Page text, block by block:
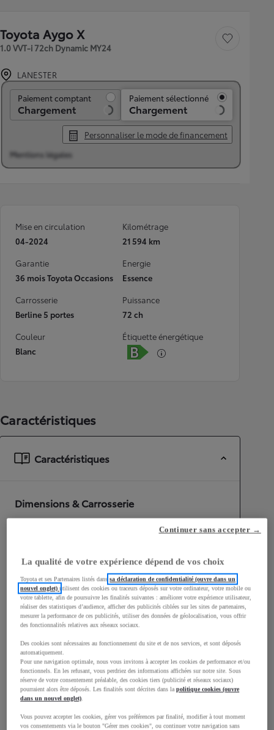
Toyota Aygo X
1.0 VVT-i 72ch Dynamic MY24
Sauvegarder le
LANESTER
Paiement comptant
Chargement
Paiement sélectionné
Chargement
Personnaliser le mode de financement
Mentions légales
Mise en circulation
04-2024
Kilométrage
21 594 km
Garantie
36 mois Toyota Occasions
Energie
Essence
Carrosserie
Berline 5 portes
Puissance
72 ch
Couleur
Blanc
Étiquette énergétique
Caractéristiques
Caractéristiques
Dimensions & Carrosserie
4
Longueur
3 700mm
Hauteur
1 510
mm
La qualité de votre expérience dépend de vos choix
Toyota et ses Partenaires listés danssa déclaration de confidentialité (ouvre dans un
nouvel onglet)utilisent des cookies ou traceurs déposés sur votre ordinateur, votre mobile ou
votre tablette, afin de poursuivre les finalités suivantes : améliorer votre expérience utilisateur,
réaliser des statistiques d’audience, afficher des publicités ciblées sur les sites de partenaires,
mesurer la performance de ces publicités, utiliser des données de géolocalisation, vous offrir
des fonctionnalités relatives aux réseaux sociaux.
Des cookies sont nécessaires au fonctionnement du site et de nos services, et sont déposés
automatiquement.
Pour une navigation optimale, nous vous invitons à accepter les cookies de performance et/ou
fonctionnels. En les refusant, vous perdriez des informations affichées sur notre site. Sous
réserve de votre consentement préalable, des cookies tiers (publicité et réseaux sociaux)
pourraient alors être déposés. Les finalités sont décrites dans lapolitique cookies (ouvre
dans un nouvel onglet).
Vous pouvez accepter les cookies, gérer vos préférences par finalité, modifier à tout moment
vos consentements via le bouton "Gérer mes cookies", ou continuer votre navigation sans
Continuer sans accepter →